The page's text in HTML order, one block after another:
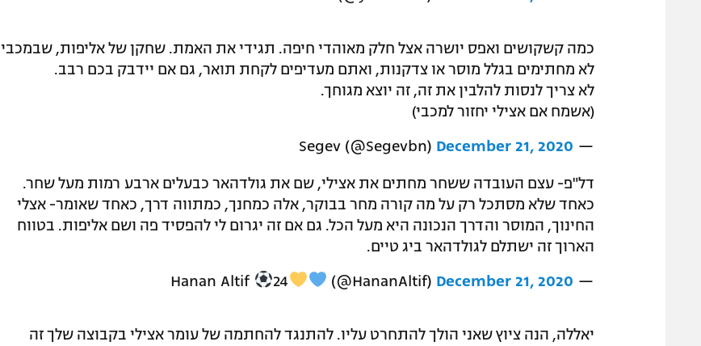
כמה קשקושים ואפס יושרה אצל חלק מאוהדי חיפה. תגידי את האמת. שחקן של אליפות, שבמכבי
לא מחתימים בגלל מוסר או צדקנות, ואתם מעדיפים לקחת תואר, גם אם יידבק בכם רבב.
לא צריך לנסות להלבין את זה, זה יוצא מגוחך.
(אשמח אם אצילי יחזור למכבי)
— Segev (@Segevbn)
December 21, 2020
דל"פ- עצם העובדה ששחר מחתים את אצילי, שם את גולדהאר כבעלים ארבע רמות מעל שחר.
כאחד שלא מסתכל רק על מה קורה מחר בבוקר, אלה כמחנך, כמתווה דרך, כאחד שאומר- אצלי
החינוך, המוסר והדרך הנכונה היא מעל הכל. גם אם זה יגרום לי להפסיד פה ושם אליפות. בטווח
הארוך זה ישתלם לגולדהאר ביג טיים.
— Hanan Altif
24 (@HananAltif) December 21, 2020
יאללה, הנה ציוץ שאני הולך להתחרט עליו. להתנגד להחתמה של עומר אצילי בקבוצה שלך זה